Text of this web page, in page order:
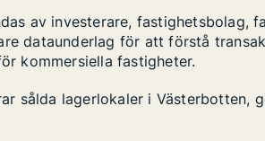
av investerare, fastighetsbolag,
dataunderlag för att förstå
kommersiella fastigheter.
sålda lagerlokaler i